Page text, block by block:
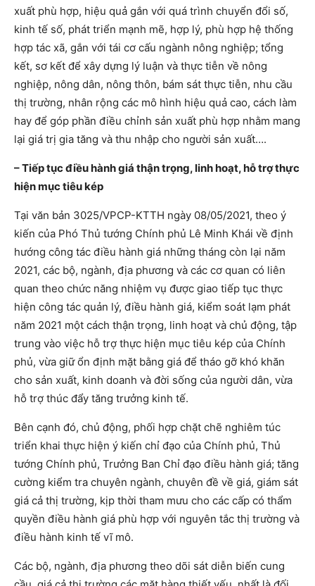
xuất phù hợp, hiệu quả gắn với quá trình chuyển đổi số,
kinh tế số, phát triển mạnh mẽ, hợp lý, phù hợp hệ thống
hợp tác xã, gắn với tái cơ cấu ngành nông nghiệp; tổng
kết, sơ kết để xây dựng lý luận và thực tiễn về nông
nghiệp, nông dân, nông thôn, bám sát thực tiễn, nhu cầu
thị trường, nhân rộng các mô hình hiệu quả cao, cách làm
hay để góp phần điều chỉnh sản xuất phù hợp nhằm mang
lại giá trị gia tăng và thu nhập cho người sản xuất….
– Tiếp tục điều hành giá thận trọng, linh hoạt, hỗ trợ thực
hiện mục tiêu kép
Tại văn bản 3025/VPCP-KTTH ngày 08/05/2021, theo ý
kiến của Phó Thủ tướng Chính phủ Lê Minh Khái về định
hướng công tác điều hành giá những tháng còn lại năm
2021, các bộ, ngành, địa phương và các cơ quan có liên
quan theo chức năng nhiệm vụ được giao tiếp tục thực
hiện công tác quản lý, điều hành giá, kiểm soát lạm phát
năm 2021 một cách thận trọng, linh hoạt và chủ động, tập
trung vào việc hỗ trợ thực hiện mục tiêu kép của Chính
phủ, vừa giữ ổn định mặt bằng giá để tháo gỡ khó khăn
cho sản xuất, kinh doanh và đời sống của người dân, vừa
hỗ trợ thúc đẩy tăng trưởng kinh tế.
Bên cạnh đó, chủ động, phối hợp chặt chẽ nghiêm túc
triển khai thực hiện ý kiến chỉ đạo của Chính phủ, Thủ
tướng Chính phủ, Trưởng Ban Chỉ đạo điều hành giá; tăng
cường kiểm tra chuyên ngành, chuyên đề về giá, giám sát
giá cả thị trường, kịp thời tham mưu cho các cấp có thẩm
quyền điều hành giá phù hợp với nguyên tắc thị trường và
điều hành kinh tế vĩ mô.
Các bộ, ngành, địa phương theo dõi sát diễn biến cung